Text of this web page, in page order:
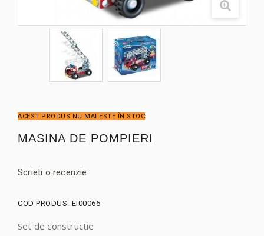
ACEST PRODUS NU MAI ESTE ÎN STOC
MASINA DE POMPIERI
Scrieti o recenzie
COD PRODUS: EI00066
Set de constructie